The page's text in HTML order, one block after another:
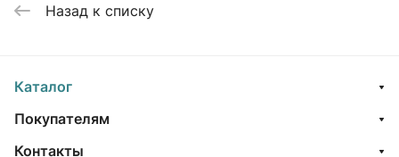
Назад к списку
Каталог
Покупателям
Контакты